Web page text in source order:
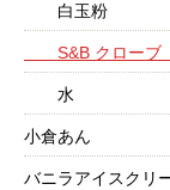
白玉粉
S&B クローブ（
水
小倉あん
バニラアイスクリ